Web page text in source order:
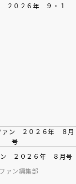
２０２６年 ９・１
ン ２０２６年 ８月号
ァン編集部